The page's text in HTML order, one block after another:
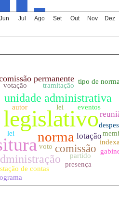
Jun Jul Ago Set Out Nov Dez
06-08-
06-08-
06-08-
06-08-
06-08-
06-08-